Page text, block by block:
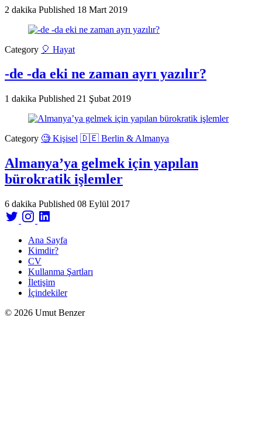
2 dakika Published 18 Mart 2019
Category 🎈 Hayat
-de -da eki ne zaman ayrı yazılır?
1 dakika Published 21 Şubat 2019
Category 🧐 Kişisel 🇩🇪 Berlin & Almanya
Almanya’ya gelmek için yapılan
bürokratik işlemler
6 dakika Published 08 Eylül 2017
Ana Sayfa
Kimdir?
CV
Kullanma Şartları
İletişim
İçindekiler
© 2026 Umut Benzer